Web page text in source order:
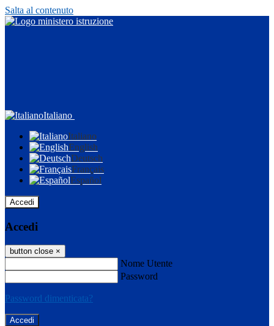
Salta al contenuto
Italiano
Italiano
English
Deutsch
Français
Español
Accedi
Accedi
button close ×
Nome Utente
Password
Password dimenticata?